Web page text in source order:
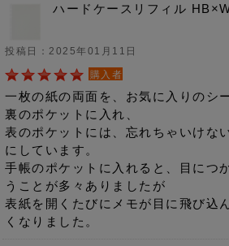
ハードケースリフィル
投稿日：2025年01月11日
購入者
一枚の紙の両面を、お気に入りのシ
裏のポケットに入れ、
表のポケットには、忘れちゃいけな
にしています。
手帳のポケットに入れると、目につ
うことが多々ありましたが
表紙を開くたびにメモが目に飛び込
くなりました。